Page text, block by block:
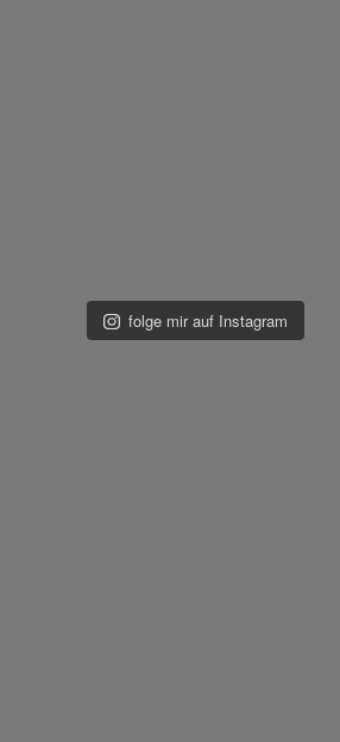
folge mir auf Instagram